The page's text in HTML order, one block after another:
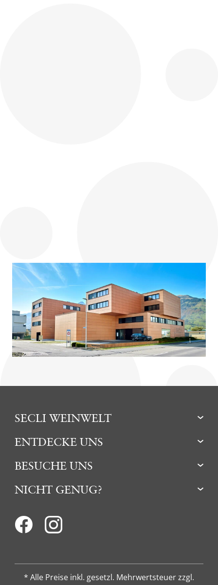
SECLI WEINWELT
ENTDECKE UNS
BESUCHE UNS
NICHT GENUG?
* Alle Preise inkl. gesetzl. Mehrwertsteuer zzgl.